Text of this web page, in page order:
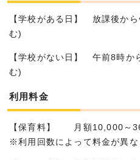
【学校がある日】 放課後か
む)
【学校がない日】 午前8時か
む)
利用料金
【保育料】 月額10,000～
※利用回数によって料金が異な